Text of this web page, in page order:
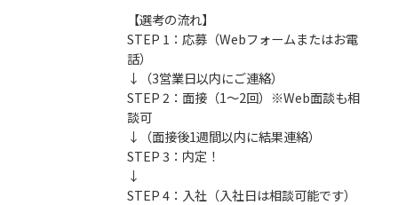
【選考の流れ】
STEP 1：応募（Webフォームまたはお電
話）
↓（3営業日以内にご連絡）
STEP 2：面接（1～2回）※Web面談も相
談可
↓（面接後1週間以内に結果連絡）
STEP 3：内定！
↓
STEP 4：入社（入社日は相談可能です）